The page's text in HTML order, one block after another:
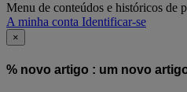
Menu de conteúdos e históricos de
A minha conta Identificar-se
×
% novo artigo : um novo